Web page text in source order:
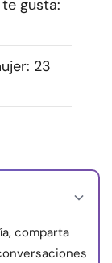
gusta:
23
comparta